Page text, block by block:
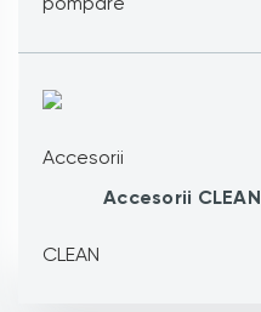
Accesorii CLEAN